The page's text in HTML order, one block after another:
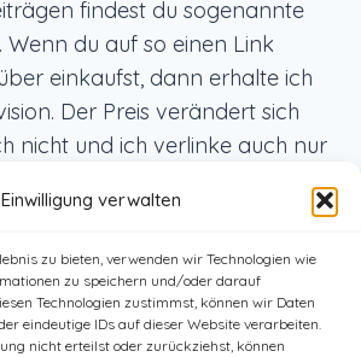
Einwilligung verwalten
zu bieten, verwenden wir Technologien wie
zu speichern und/oder darauf
Technologien zustimmst, können wir Daten
eindeutige IDs auf dieser Website verarbeiten.
nicht erteilst oder zurückziehst, können
findest du sogenannte
Wenn du auf so einen Link
einkaufst, dann erhalte ich
Der Preis verändert sich
nicht und ich verlinke auch nur
selbst benutze und die ich dir
weiterempfehlen kann.